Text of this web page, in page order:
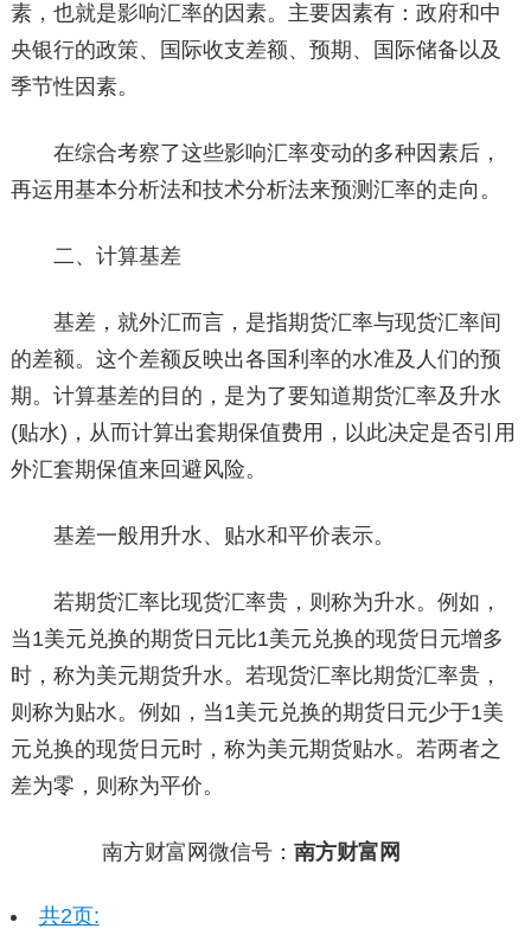
素，也就是影响汇率的因素。主要因素有：政府和中
央银行的政策、国际收支差额、预期、国际储备以及
季节性因素。
在综合考察了这些影响汇率变动的多种因素后，
再运用基本分析法和技术分析法来预测汇率的走向。
二、计算基差
基差，就外汇而言，是指期货汇率与现货汇率间
的差额。这个差额反映出各国利率的水准及人们的预
期。计算基差的目的，是为了要知道期货汇率及升水
(贴水)，从而计算出套期保值费用，以此决定是否引用
外汇套期保值来回避风险。
基差一般用升水、贴水和平价表示。
若期货汇率比现货汇率贵，则称为升水。例如，
当1美元兑换的期货日元比1美元兑换的现货日元增多
时，称为美元期货升水。若现货汇率比期货汇率贵，
则称为贴水。例如，当1美元兑换的期货日元少于1美
元兑换的现货日元时，称为美元期货贴水。若两者之
差为零，则称为平价。
南方财富网微信号： 南方财富网
共2页: